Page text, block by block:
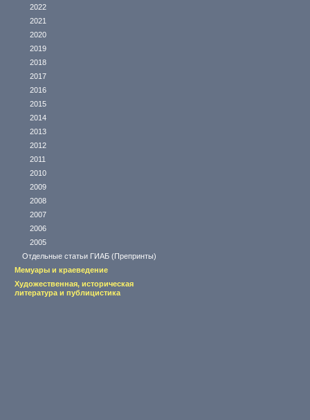
2022
2021
2020
2019
2018
2017
2016
2015
2014
2013
2012
2011
2010
2009
2008
2007
2006
2005
Отдельные статьи ГИАБ (Препринты)
Мемуары и краеведение
Художественная, историческая
литература и публицистика